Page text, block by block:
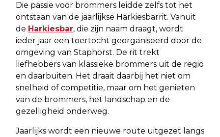
Die passie voor brommers leidde zelfs tot het
ontstaan van de jaarlijkse Harkiesbarrit. Vanuit
de Harkiesbar, die zijn naam draagt, wordt
ieder jaar een toertocht georganiseerd door de
omgeving van Staphorst. De rit trekt
liefhebbers van klassieke brommers uit de regio
en daarbuiten. Het draait daarbij het niet om
snelheid of competitie, maar om het genieten
van de brommers, het landschap en de
gezelligheid onderweg.
Jaarlijks wordt een nieuwe route uitgezet langs